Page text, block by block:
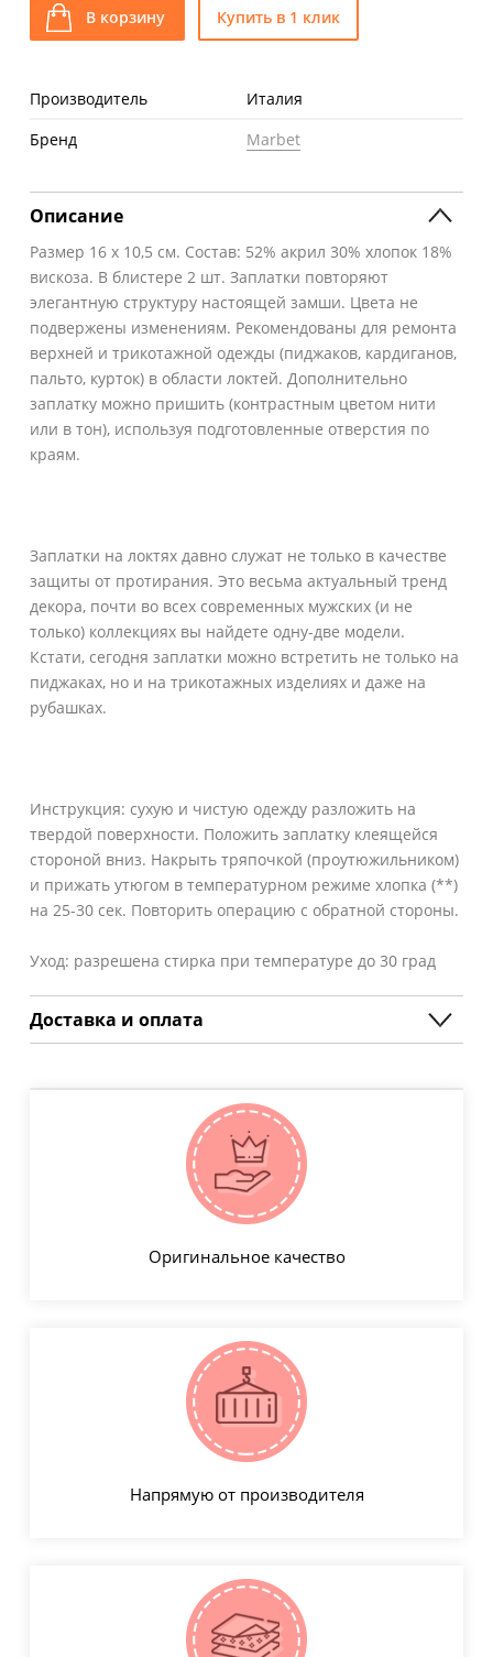
В корзину Купить в 1 клик
Производитель
Италия
Бренд
Marbet
Описание
Размер 16 х 10,5 см. Состав: 52% акрил 30% хлопок 18%
вискоза. В блистере 2 шт. Заплатки повторяют
элегантную структуру настоящей замши. Цвета не
подвержены изменениям. Рекомендованы для ремонта
верхней и трикотажной одежды (пиджаков, кардиганов,
пальто, курток) в области локтей. Дополнительно
заплатку можно пришить (контрастным цветом нити
или в тон), используя подготовленные отверстия по
краям.
Заплатки на локтях давно служат не только в качестве
защиты от протирания. Это весьма актуальный тренд
декора, почти во всех современных мужских (и не
только) коллекциях вы найдете одну-две модели.
Кстати, сегодня заплатки можно встретить не только на
пиджаках, но и на трикотажных изделиях и даже на
рубашках.
Инструкция: сухую и чистую одежду разложить на
твердой поверхности. Положить заплатку клеящейся
стороной вниз. Накрыть тряпочкой (проутюжильником)
и прижать утюгом в температурном режиме хлопка (**)
на 25-30 сек. Повторить операцию с обратной стороны.
Уход: разрешена стирка при температуре до 30 град
Доставка и оплата
Оригинальное качество
Напрямую от производителя